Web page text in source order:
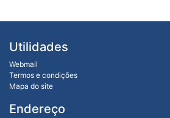
Utilidades
Webmail
Termos e condições
Mapa do site
Endereço